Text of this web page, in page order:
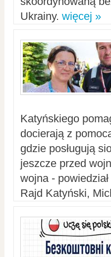
Ukrainy. więcej »
Katyńskiego
docierają z
gdzie posługują
jeszcze przed
wojna -
Rajd Katyński,